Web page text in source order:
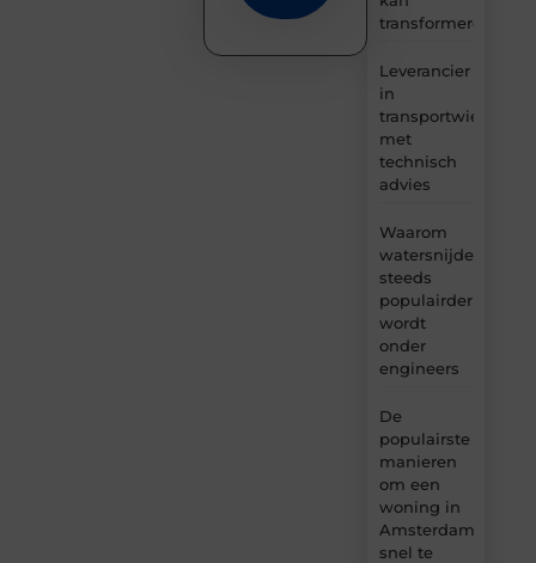
transformeren
Leverancier
in
transportwielen
met
technisch
advies
Waarom
watersnijden
steeds
populairder
wordt
onder
engineers
De
populairste
manieren
om een
woning in
Amsterdam
snel te